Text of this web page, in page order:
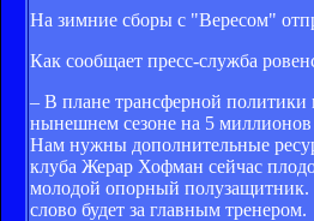
На зимние сборы с "Вересом"
Как сообщает пресс-служба
– В плане трансферной
нынешнем сезоне на 5
Нам нужны дополнительные
клуба Жерар Хофман сейчас
молодой опорный полузащитник.
слово будет за главным тренером.